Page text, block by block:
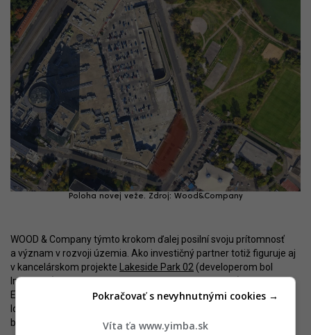
Poloha novej veže. Zdroj: Wood&Company
WOOD & Company týmto krokom ďalej posilní svoju prítomnosť
a význam v rozvoji územia. Ako investičný partner totiž figuruje aj
v kancelárskom projekte
Lakeside Park 02 (developerom bol
Immocap), obytnom komplexeLakeside Residence(Cresco Real
Estate) a opäť bytovom zámereRezidencia Kuchajda(Immocap).
Ide tak o jedného z kľúčových hráčov v rámci formujúcej sa novej
bratislavskej lokality.
Víta ťa www.yimba.sk
Pokračovať s nevyhnutnými cookies →